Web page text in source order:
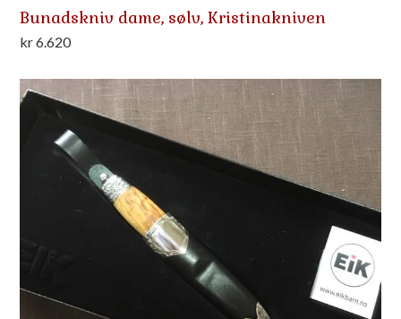
Bunadskniv dame, sølv, Kristinakniven
kr6.620